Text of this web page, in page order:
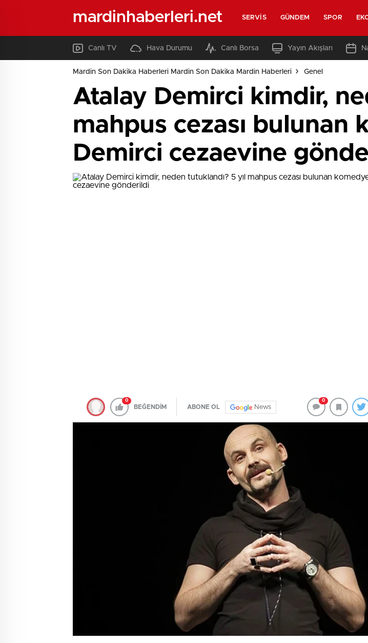
mardinhaberleri.net SERVIS GÜNDEM SPOR
Canlı TV Hava Durumu Canlı Borsa Yayın Akışları
Mardin Son Dakika Haberleri Mardin Son Dakika Mardin Haberleri Genel
Atalay Demirci kimdir,
mahpus cezası bulunan
Demirci cezaevine
0
BEĞENDİM ABONE OL News
0